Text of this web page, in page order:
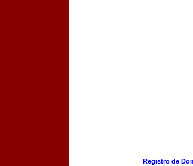
Registro de